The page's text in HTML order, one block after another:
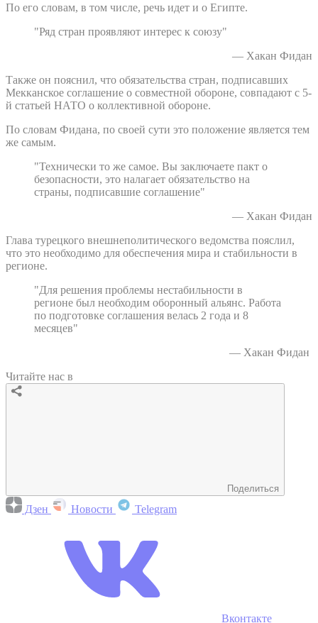
По его словам, в том числе, речь идет и о Египте.
"Ряд стран проявляют интерес к союзу"
— Хакан Фидан
Также он пояснил, что обязательства стран, подписавших
Мекканское соглашение о совместной обороне, совпадают с 5-
й статьей НАТО о коллективной обороне.
По словам Фидана, по своей сути это положение является тем
же самым.
"Технически то же самое. Вы заключаете пакт о
безопасности, это налагает обязательство на
страны, подписавшие соглашение"
— Хакан Фидан
Глава турецкого внешнеполитического ведомства пояслил,
что это необходимо для обеспечения мира и стабильности в
регионе.
"Для решения проблемы нестабильности в
регионе был необходим оборонный альянс. Работа
по подготовке соглашения велась 2 года и 8
месяцев"
— Хакан Фидан
Читайте нас в
Поделиться
Дзен Новости Telegram
Вконтакте